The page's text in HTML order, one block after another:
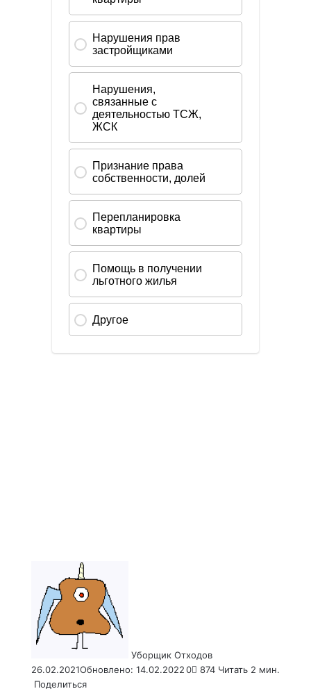
Уборщик Отходов
26.02.2021Обновлено: 14.02.20220 874 Читать 2 мин.
Поделиться